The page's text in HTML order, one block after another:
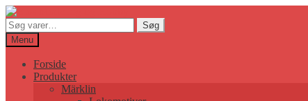
Søg
efter:
Søg
Menu
Forside
Produkter
Märklin